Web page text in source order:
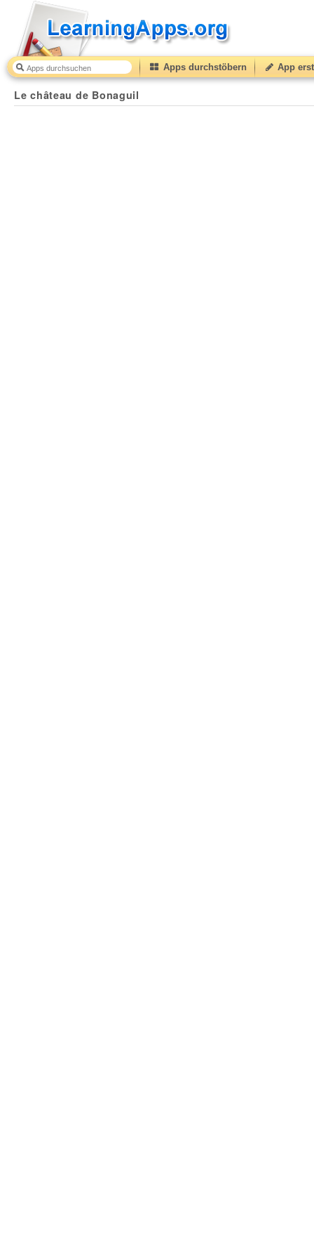
Apps durchstöbern App
Le château de Bonaguil